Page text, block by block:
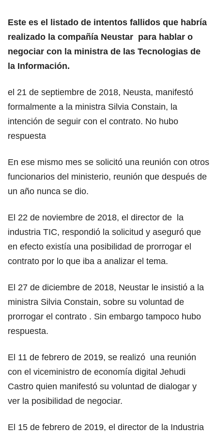
Este es el listado de intentos fallidos que habría
realizado la compañía Neustar para hablar o
negociar con la ministra de las Tecnologias de
la Información.
el 21 de septiembre de 2018, Neusta, manifestó
formalmente a la ministra Silvia Constain, la
intención de seguir con el contrato. No hubo
respuesta
En ese mismo mes se solicitó una reunión con otros
funcionarios del ministerio, reunión que después de
un año nunca se dio.
El 22 de noviembre de 2018, el director de la
industria TIC, respondió la solicitud y aseguró que
en efecto existía una posibilidad de prorrogar el
contrato por lo que iba a analizar el tema.
El 27 de diciembre de 2018, Neustar le insistió a la
ministra Silvia Constain, sobre su voluntad de
prorrogar el contrato . Sin embargo tampoco hubo
respuesta.
El 11 de febrero de 2019, se realizó una reunión
con el viceministro de economía digital Jehudi
Castro quien manifestó su voluntad de dialogar y
ver la posibilidad de negociar.
El 15 de febrero de 2019, el director de la Industria